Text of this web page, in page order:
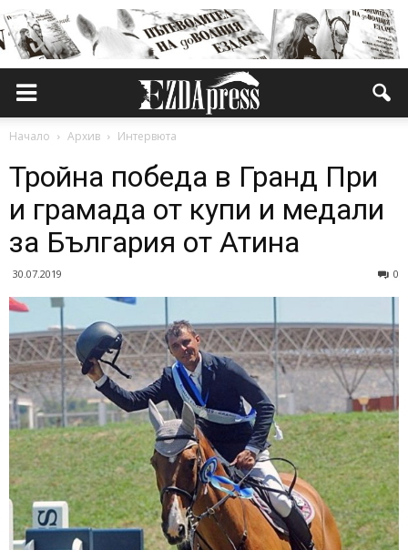
Начало Архив Интервюта
Тройна победа в Гранд При
и грамада от купи и медали
за България от Атина
30.07.2019 0